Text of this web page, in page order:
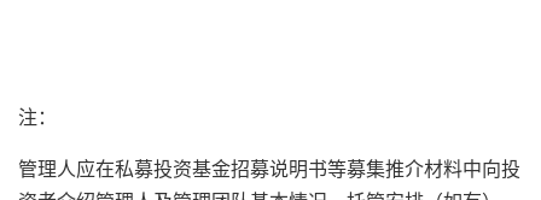
注：
管理人应在私募投资基金招募说明书等募集推介材料中向投